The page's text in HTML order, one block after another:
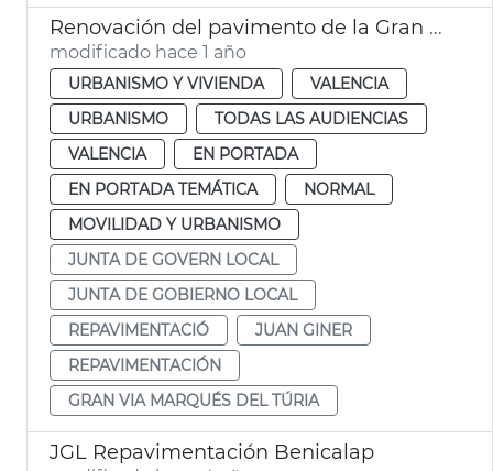
Renovación del pavimento de la Gran Via Marqués del Túria de València
modificado hace 1 año
URBANISMO Y VIVIENDA
VALENCIA
URBANISMO
TODAS LAS AUDIENCIAS
VALENCIA
EN PORTADA
EN PORTADA TEMÁTICA
NORMAL
MOVILIDAD Y URBANISMO
JUNTA DE GOVERN LOCAL
JUNTA DE GOBIERNO LOCAL
REPAVIMENTACIÓ
JUAN GINER
REPAVIMENTACIÓN
GRAN VIA MARQUÉS DEL TÚRIA
JGL Repavimentación Benicalap